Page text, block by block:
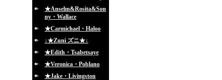
★Anselm&Rosita&Son
ny・Wallace
★Carmichael・Haloo
↓★Zuni ズニ★↓
★Edith・Tsabetsaye
★Veronica・Poblano
★Jake・Livingston